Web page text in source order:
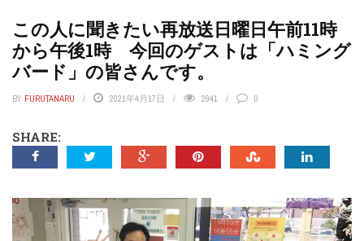
この人に聞きたい再放送日曜日午前11時
から午後1時 今回のゲストは「ハミング
バード」の皆さんです。
BY FURUTANARU 2021年4月17日 2941 0
SHARE: